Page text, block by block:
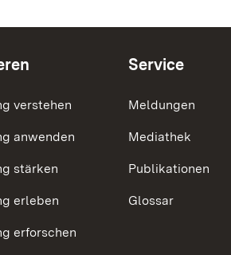
verstehen
anwenden
stärken
erleben
erforschen
Service
Meldungen
Mediathek
Publikationen
Glossar